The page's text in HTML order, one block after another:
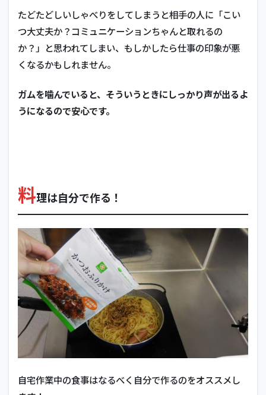
たどたどしいしゃべりをしてしまうと相手の人に「こい
つ大丈夫か？コミュニケーションちゃんと取れるの
か？」と思われてしまい、もしかしたら仕事の印象が悪
くなるかもしれません。
ガムを噛んでいると、そういうときにしっかり声が出るよ
うになるので安心です。
料理は自分で作る！
自宅作業中の食事はなるべく自分で作るのをオススメし